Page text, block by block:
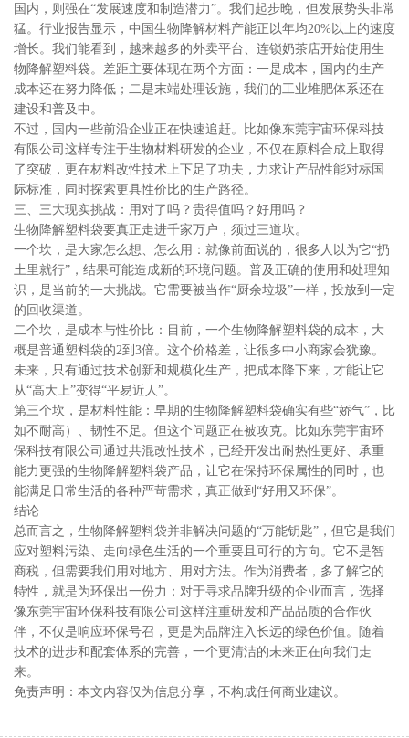
国内，则强在“发展速度和制造潜力”。我们起步晚，但发展势头非常
猛。行业报告显示，中国生物降解材料产能正以年均20%以上的速度
增长。我们能看到，越来越多的外卖平台、连锁奶茶店开始使用生
物降解塑料袋。差距主要体现在两个方面：一是成本，国内的生产
成本还在努力降低；二是末端处理设施，我们的工业堆肥体系还在
建设和普及中。
不过，国内一些前沿企业正在快速追赶。比如像东莞宇宙环保科技
有限公司这样专注于生物材料研发的企业，不仅在原料合成上取得
了突破，更在材料改性技术上下足了功夫，力求让产品性能对标国
际标准，同时探索更具性价比的生产路径。
三、三大现实挑战：用对了吗？贵得值吗？好用吗？
生物降解塑料袋要真正走进千家万户，须过三道坎。
一个坎，是大家怎么想、怎么用：就像前面说的，很多人以为它“扔
土里就行”，结果可能造成新的环境问题。普及正确的使用和处理知
识，是当前的一大挑战。它需要被当作“厨余垃圾”一样，投放到一定
的回收渠道。
二个坎，是成本与性价比：目前，一个生物降解塑料袋的成本，大
概是普通塑料袋的2到3倍。这个价格差，让很多中小商家会犹豫。
未来，只有通过技术创新和规模化生产，把成本降下来，才能让它
从“高大上”变得“平易近人”。
第三个坎，是材料性能：早期的生物降解塑料袋确实有些“娇气”，比
如不耐高）、韧性不足。但这个问题正在被攻克。比如东莞宇宙环
保科技有限公司通过共混改性技术，已经开发出耐热性更好、承重
能力更强的生物降解塑料袋产品，让它在保持环保属性的同时，也
能满足日常生活的各种严苛需求，真正做到“好用又环保”。
结论
总而言之，生物降解塑料袋并非解决问题的“万能钥匙”，但它是我们
应对塑料污染、走向绿色生活的一个重要且可行的方向。它不是智
商税，但需要我们用对地方、用对方法。作为消费者，多了解它的
特性，就是为环保出一份力；对于寻求品牌升级的企业而言，选择
像东莞宇宙环保科技有限公司这样注重研发和产品品质的合作伙
伴，不仅是响应环保号召，更是为品牌注入长远的绿色价值。随着
技术的进步和配套体系的完善，一个更清洁的未来正在向我们走
来。
免责声明：本文内容仅为信息分享，不构成任何商业建议。